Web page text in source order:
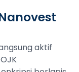
aktif